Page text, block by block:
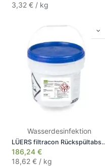
3,32 € / kg
Wasserdesinfektion
LÜERS
186,24 €
18,62 € / kg